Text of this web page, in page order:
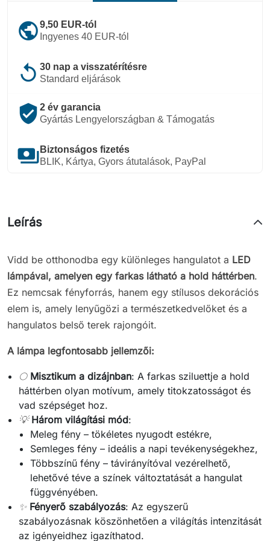
public9,50 EUR-tól
Ingyenes 40 EUR-tól
replay 30 nap a visszatérítésre
Standard eljárások
verified_user 2 év garancia
Gyártás Lengyelországban & Támogatás
payments Biztonságos fizetés
BLIK, Kártya, Gyors átutalások, PayPal
Leírás
Vidd be otthonodba egy különleges hangulatot a LED
lámpával, amelyen egy farkas látható a hold háttérben.
Ez nemcsak fényforrás, hanem egy stílusos dekorációs
elem is, amely lenyűgözi a természetkedvelőket és a
hangulatos belső terek rajongóit.
A lámpa legfontosabb jellemzői:
🌕 Misztikum a dizájnban: A farkas sziluettje a hold
háttérben olyan motívum, amely titokzatosságot és
vad szépséget hoz.
💡 Három világítási mód:
Meleg fény – tökéletes nyugodt estékre,
Semleges fény – ideális a napi tevékenységekhez,
Többszínű fény – távirányítóval vezérelhető,
lehetővé téve a színek változtatását a hangulat
függvényében.
✨ Fényerő szabályozás: Az egyszerű
szabályozásnak köszönhetően a világítás intenzitását
az igényeidhez igazíthatod.